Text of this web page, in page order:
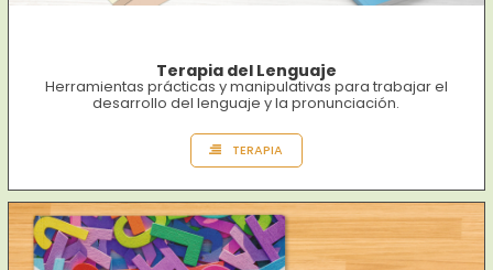
Terapia del Lenguaje
Herramientas prácticas y manipulativas para trabajar el
desarrollo del lenguaje y la pronunciación.
TERAPIA